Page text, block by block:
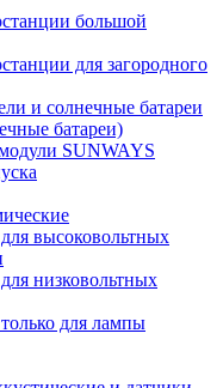
большой
для загородного
и солнечные батареи
батареи)
SUNWAYS
высоковольтных
низковольтных
для лампы